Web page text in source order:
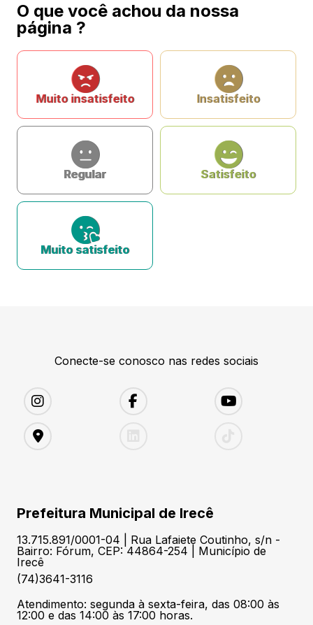
O que você achou da nossa
página ?
Muito insatisfeito Insatisfeito
Regular Satisfeito
Muito satisfeito
Conecte-se conosco nas redes sociais
Prefeitura Municipal de Irecê
13.715.891/0001-04 | Rua Lafaiete Coutinho, s/n -
Bairro: Fórum, CEP: 44864-254 | Município de
Irecê
(74)3641-3116
Atendimento: segunda à sexta-feira, das 08:00 às
12:00 e das 14:00 às 17:00 horas.